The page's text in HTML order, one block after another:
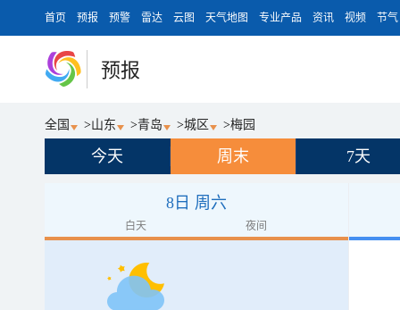
首页 预报 预警 雷达 云图 天气地图 专业产品 资讯 视频 节气
预报
全国 >山东 >青岛 >城区 >梅园
今天 周末 7天
8日 周六
白天 夜间